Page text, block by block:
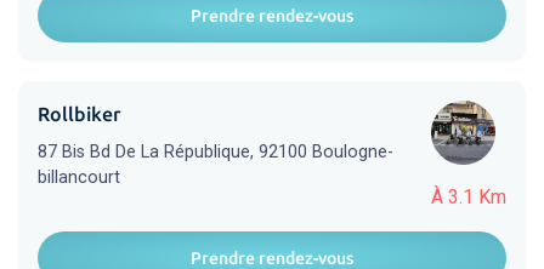
Prendre rendez-vous
À 3.1 Km
Rollbiker
87 Bis Bd De La République, 92100 Boulogne-
billancourt
Prendre rendez-vous